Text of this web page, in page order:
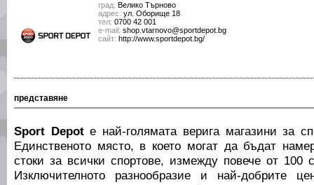
град: Велико Търново
адрес: ул. Оборище 18
тел: 0700 42 001
е-mail: shop.vtarnovo@sportdepot.bg
сайт: http://www.sportdepot.bg/
представяне
Sport Depotе най-голямата верига магазини за
Единственото място, в което могат да бъдат
стоки за всички спортове, измежду повече от 100
Изключителното разнообразие и най-добрите